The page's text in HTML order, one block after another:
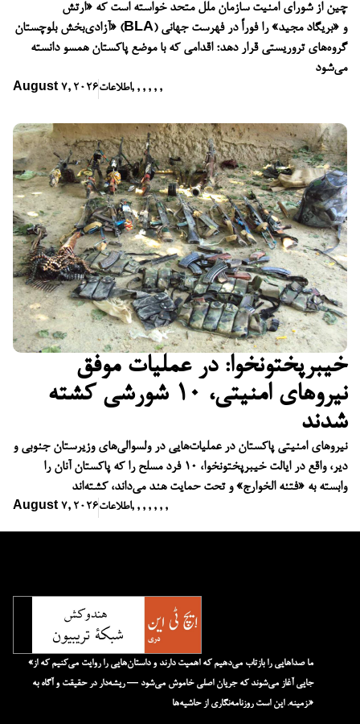
چین از شورای امنیت سازمان ملل متحد خواسته است که «ارتش
آزادی‌بخش بلوچستان» (BLA) و «بریگاد مجید» را فوراً در فهرست جهانی
گروه‌های تروریستی قرار دهد؛ اقدامی که با موضع پاکستان همسو دانسته
می‌شود
August 7, 2026اطلاعات, , , , , ,
خیبرپختونخوا: در عملیات موفق
نیروهای امنیتی، ۱۰ شورشی کشته
شدند
نیروهای امنیتی پاکستان در عملیات‌هایی در ولسوالی‌های وزیرستان جنوبی و
دیر، واقع در ایالت خیبرپختونخوا، ۱۰ فرد مسلح را که پاکستان آنان را
وابسته به «فتنه الخوارج» و تحت حمایت هند می‌داند، کشته‌اند
August 7, 2026اطلاعات, , , , , , ,
«ما صداهایی را بازتاب می‌دهیم که اهمیت دارند و داستان‌هایی را روایت می‌کنیم که از
جایی آغاز می‌شوند که جریان اصلی خاموش می‌شود — ریشه‌دار در حقیقت و آگاه به
زمینه. این است روزنامه‌نگاری از حاشیه‌ها.»